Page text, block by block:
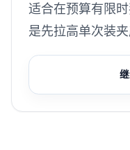
适合在预算有限
是先拉高单次装夹